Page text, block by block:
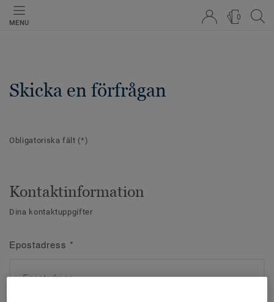
MENU
0
Skicka en förfrågan
Obligatoriska fält (*)
Kontaktinformation
Dina kontaktuppgifter
Epostadress *